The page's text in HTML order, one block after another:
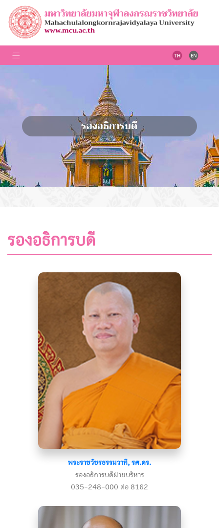
รองอธิการบดี
รองอธิการบดี
พระราชวัชรธรรมวาที, รศ.ดร.
รองอธิการบดีฝ่ายบริหาร
035-248-000 ต่อ 8162